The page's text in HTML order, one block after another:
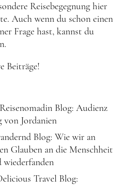
Reisebegegnung hier
Auch wenn du schon einen
Frage hast, kannst du
Beiträge!
Blog: Audienz
von Jordanien
Blog: Wie wir an
Glauben an die Menschheit
Travel Blog: